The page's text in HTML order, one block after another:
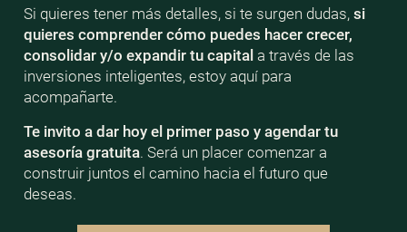
Si quieres tener más detalles, si te surgen dudas, si
quieres comprender cómo puedes hacer crecer,
consolidar y/o expandir tu capital a través de las
inversiones inteligentes, estoy aquí para
acompañarte.
Te invito a dar hoy el primer paso y agendar tu
asesoría gratuita. Será un placer comenzar a
construir juntos el camino hacia el futuro que
deseas.